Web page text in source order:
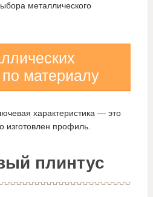
металлического
материалу
характеристика — это
изготовлен профиль.
плинтус